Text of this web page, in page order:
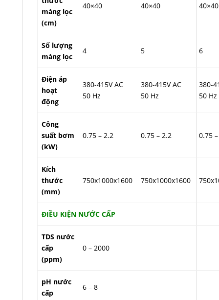
màng lọc
(cm)
40×40 40×40 40×40
Số lượng
màng lọc
4 5 6
Điện áp
hoạt
động
380-415V AC
50 Hz
380-415V AC
50 Hz
380-
50 Hz
Công
suất bơm
(kW)
0.75 – 2.2 0.75 – 2.2 0.75
Kích
thước
(mm)
750x1000x1600 750x1000x1600
ĐIỀU KIỆN NƯỚC CẤP
TDS nước
cấp
(ppm)
0 – 2000
pH nước
cấp
6 – 8